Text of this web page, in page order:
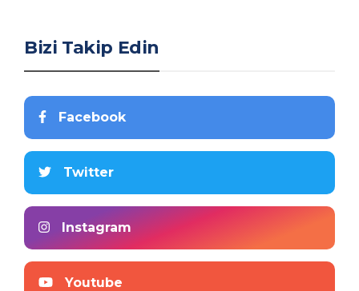
Bizi Takip Edin
Facebook
Twitter
Instagram
Youtube